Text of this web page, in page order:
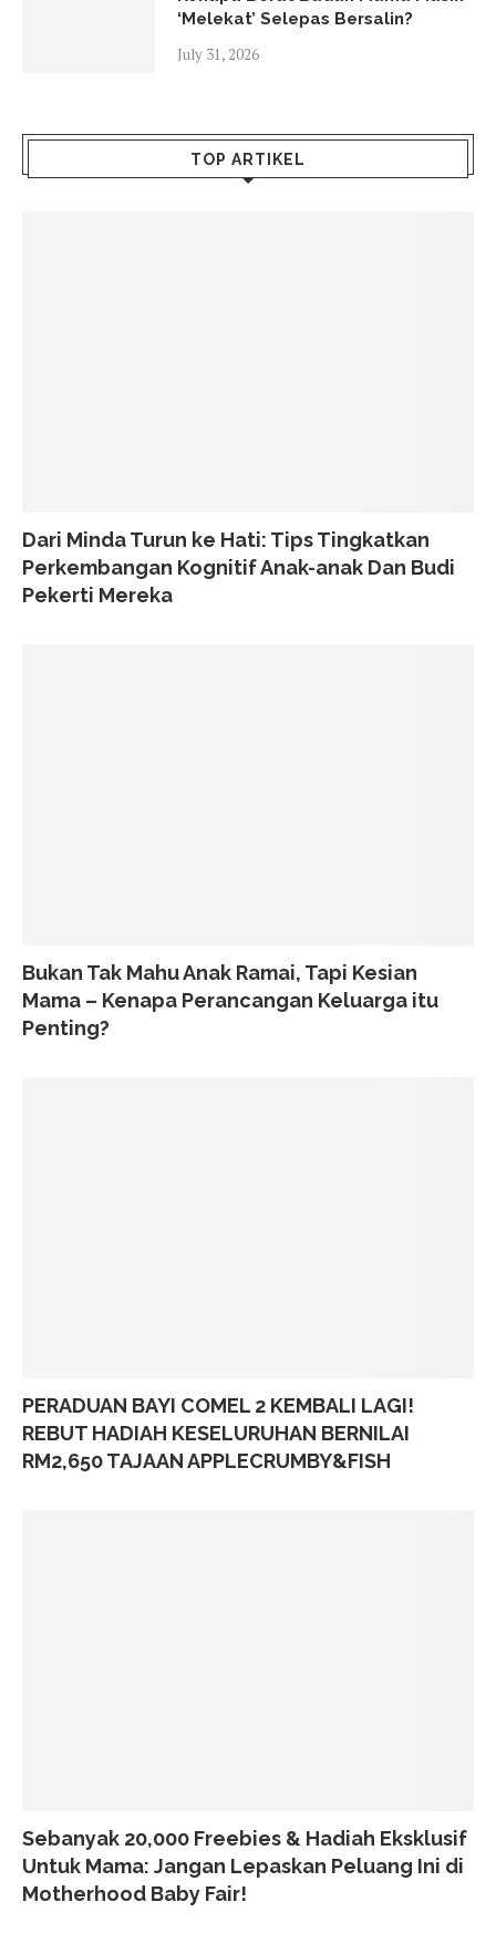
‘Melekat’ Selepas Bersalin?
July 31, 2026
TOP ARTIKEL
Dari Minda Turun ke Hati: Tips Tingkatkan
Perkembangan Kognitif Anak-anak Dan Budi
Pekerti Mereka
Bukan Tak Mahu Anak Ramai, Tapi Kesian
Mama – Kenapa Perancangan Keluarga itu
Penting?
PERADUAN BAYI COMEL 2 KEMBALI LAGI!
REBUT HADIAH KESELURUHAN BERNILAI
RM2,650 TAJAAN APPLECRUMBY&FISH
Sebanyak 20,000 Freebies & Hadiah Eksklusif
Untuk Mama: Jangan Lepaskan Peluang Ini di
Motherhood Baby Fair!